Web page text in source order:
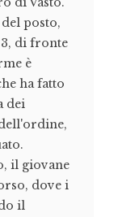
posto,
di fronte
è
ha fatto
dei
il giovane
dove i
il